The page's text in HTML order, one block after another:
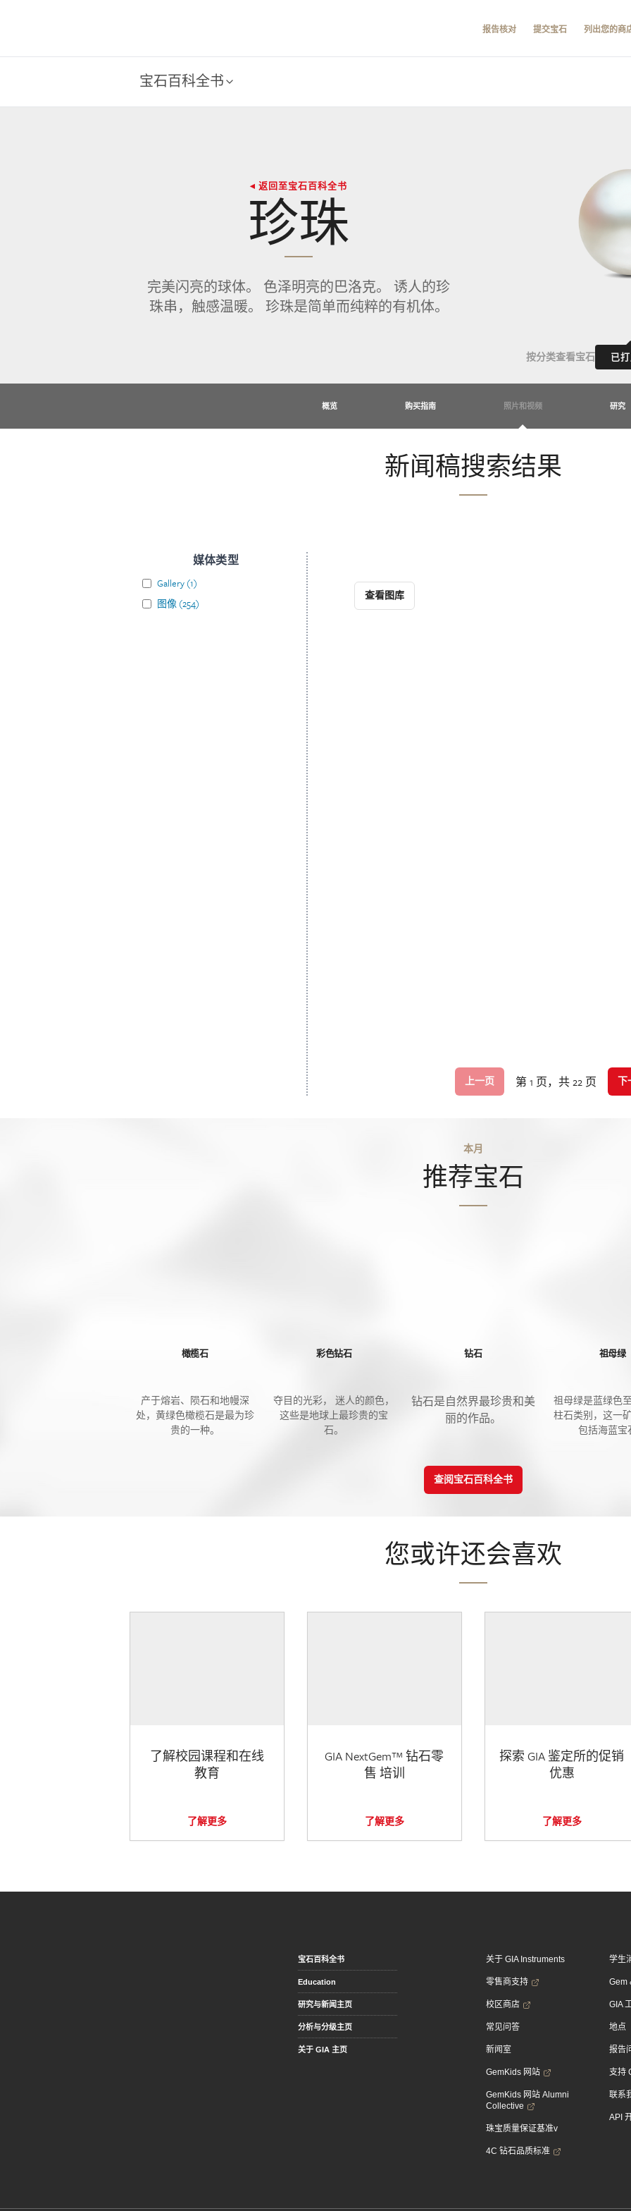
报告核对 提交宝石 列出您的商
宝石百科全书
◂ 返回至宝石百科全书
珍珠
完美闪亮的球体。 色泽明亮的巴洛克。 诱人的珍
珠串，触感温暖。 珍珠是简单而纯粹的有机体。
按分类查看宝石 已
概览 购买指南 照片和视频 研究
新闻稿搜索结果
媒体类型
Gallery (1)
图像 (254)
查看图库
上一页 第 1 页，共 22 页 下
本月
推荐宝石
橄榄石
产于熔岩、陨石和地幔深
处，黄绿色橄榄石是最为珍
贵的一种。
彩色钻石
夺目的光彩， 迷人的颜色，
这些是地球上最珍贵的宝
石。
钻石
钻石是自然界最珍贵和美
丽的作品。
祖母绿
祖母绿是蓝绿色
柱石类别，这一
包括海蓝宝
查阅宝石百科全书
您或许还会喜欢
了解校园课程和在线
教育
了解更多
GIA NextGem™ 钻石零
售 培训
了解更多
探索 GIA 鉴定所的促销
优惠
了解更多
宝石百科全书
Education
研究与新闻主页
分析与分级主页
关于 GIA 主页
关于 GIA Instruments
零售商支持
校区商店
常见问答
新闻室
GemKids 网站
GemKids 网站 Alumni
Collective
珠宝质量保证基准v
4C 钻石品质标准
学生
Gem
GIA
地点
报告
支持
联系
API